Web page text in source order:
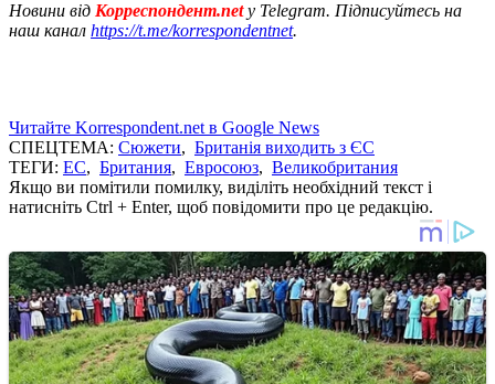
Новини від Корреспондент.netу Telegram. Підписуйтесь на
наш канал https://t.me/korrespondentnet.
Читайте Korrespondent.net в Google News
СПЕЦТЕМА: Сюжети, Британія виходить з ЄС
ТЕГИ: ЕС, Британия, Евросоюз, Великобритания
Якщо ви помітили помилку, виділіть необхідний текст і
натисніть Ctrl + Enter, щоб повідомити про це редакцію.